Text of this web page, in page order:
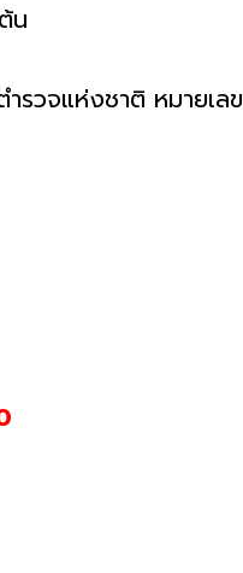
น
รวจแห่งชาติ หมายเลข